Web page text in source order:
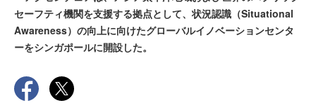
セーフティ機関を支援する拠点として、状況認識（Situational
Awareness）の向上に向けたグローバルイノベーションセンタ
ーをシンガポールに開設した。